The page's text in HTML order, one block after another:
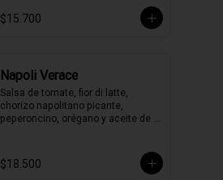
$15.700
Napoli Verace
Salsa de tomate, fior di latte,
chorizo napolitano picante,
peperoncino, orégano y aceite de
$18.500